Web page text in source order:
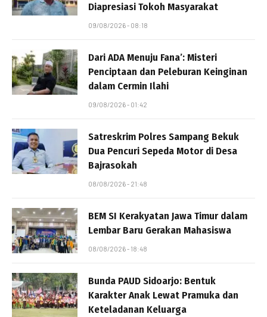
Diapresiasi Tokoh Masyarakat
09/08/2026 - 08:18
Dari ADA Menuju Fana’: Misteri
Penciptaan dan Peleburan Keinginan
dalam Cermin Ilahi
09/08/2026 - 01:42
Satreskrim Polres Sampang Bekuk
Dua Pencuri Sepeda Motor di Desa
Bajrasokah
08/08/2026 - 21:48
BEM SI Kerakyatan Jawa Timur dalam
Lembar Baru Gerakan Mahasiswa
08/08/2026 - 18:48
Bunda PAUD Sidoarjo: Bentuk
Karakter Anak Lewat Pramuka dan
Keteladanan Keluarga